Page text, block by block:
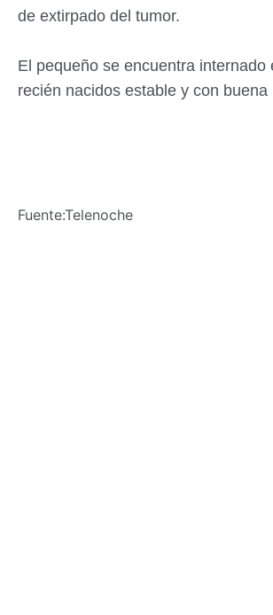
de extirpado del tumor.
El pequeño se encuentra internado
recién nacidos estable y con buena
Fuente:Telenoche